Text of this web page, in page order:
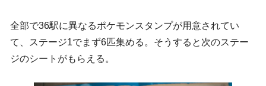
全部で36駅に異なるポケモンスタンプが用意されてい
て、ステージ1でまず6匹集める。そうすると次のステー
ジのシートがもらえる。